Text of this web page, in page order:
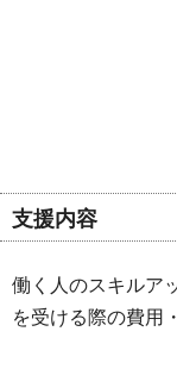
支援内容
働く人のスキルア
を受ける際の費用